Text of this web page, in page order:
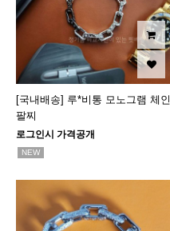
[국내배송] 루*비통 모노그램 체인
팔찌
로그인시 가격공개
NEW